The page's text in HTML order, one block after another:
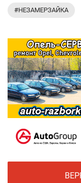
#НЕЗАМЕРЗАЙКА